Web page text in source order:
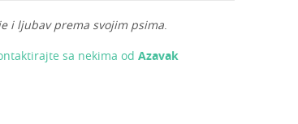
i ljubav prema svojim psima.
sa nekima od Azavak